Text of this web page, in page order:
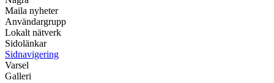
Maila nyheter
Användargrupp
Lokalt nätverk
Sidolänkar
Sidnavigering
Varsel
Galleri